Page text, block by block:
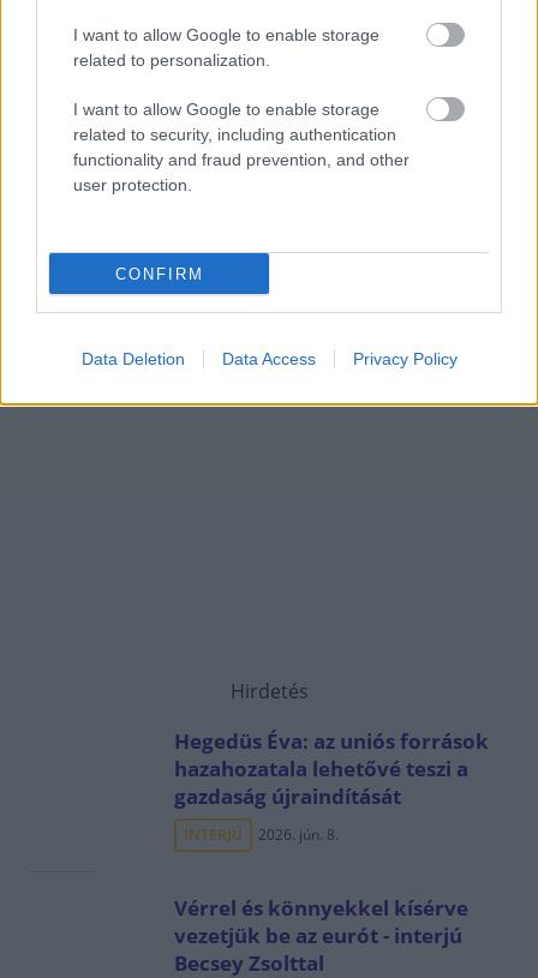
I want to allow Google to enable storage
related to personalization.
I want to allow Google to enable storage
related to security, including authentication
functionality and fraud prevention, and other
user protection.
CONFIRM
Data Deletion Data Access Privacy Policy
NÉPSZERŰ
Hirdetés
Hegedüs Éva: az uniós források
hazahozatala lehetővé teszi a
gazdaság újraindítását
INTERJÚ 2026. jún. 8.
Vérrel és könnyekkel kísérve
vezetjük be az eurót - interjú
Becsey Zsolttal